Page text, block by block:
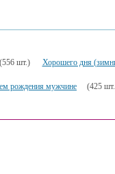
(556 шт.) Хорошего дня
рождения мужчине (425